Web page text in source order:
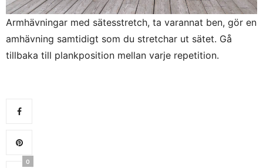
Armhävningar med sätesstretch, ta varannat ben, gör en
amhävning samtidigt som du stretchar ut sätet. Gå
tillbaka till plankposition mellan varje repetition.
0